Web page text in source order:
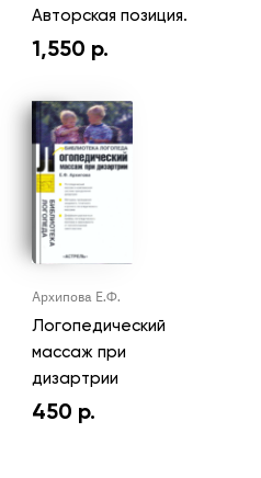
Авторская позиция.
1,550 р.
Архипова Е.Ф.
Логопедический
массаж при
дизартрии
450 р.